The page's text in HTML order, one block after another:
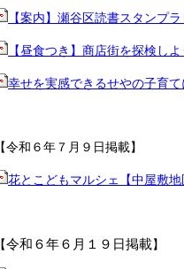
【案内】瀬谷区読書スタンプラ
【昼食つき】商店街を探検しよ
幸せを実感できるせやの子育
【令和６年７月９日掲載】
花とこどもマルシェ【中屋敷地
【令和６年６月１９日掲載】